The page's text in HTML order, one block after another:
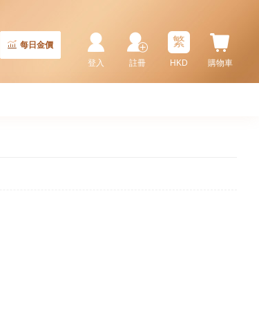
每日金價
購物車
繁
HKD
註冊
登入